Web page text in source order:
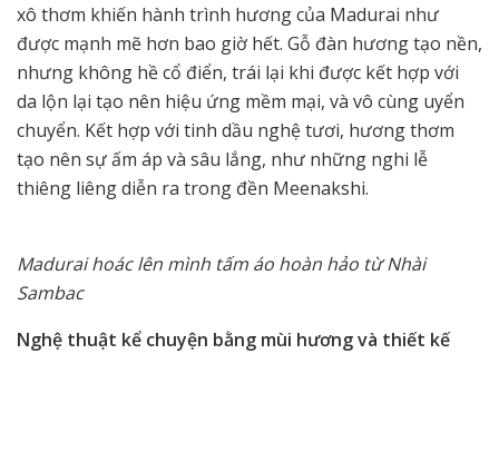
xô thơm khiến hành trình hương của Madurai như
được mạnh mẽ hơn bao giờ hết. Gỗ đàn hương tạo nền,
nhưng không hề cổ điển, trái lại khi được kết hợp với
da lộn lại tạo nên hiệu ứng mềm mại, và vô cùng uyển
chuyển. Kết hợp với tinh dầu nghệ tươi, hương thơm
tạo nên sự ấm áp và sâu lắng, như những nghi lễ
thiêng liêng diễn ra trong đền Meenakshi.
Madurai hoác lên mình tấm áo hoàn hảo từ Nhài
Sambac
Nghệ thuật kể chuyện bằng mùi hương và thiết kế